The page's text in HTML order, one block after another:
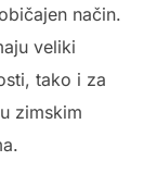
način.
veliki
tako i za
zimskim